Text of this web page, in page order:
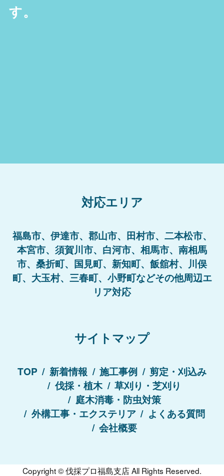
す。
対応エリア
福島市、伊達市、郡山市、田村市、二本松市、
本宮市、須賀川市、白河市、相馬市、南相馬
市、桑折町、国見町、新知町、飯舘村、川俣
町、大玉村、三春町、小野町などその他周辺エ
リア対応
サイトマップ
TOP 新着情報 施工事例
剪定・刈込み
伐採・植木
草刈り・芝刈り
庭木消毒・防虫対策
外構工事・エクステリア
よくある質問
会社概要
Copyright ©伐採プロ福島支店All Rights Reserved.